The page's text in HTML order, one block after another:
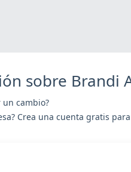
sobre Brandi
un cambio?
Crea una cuenta gratis